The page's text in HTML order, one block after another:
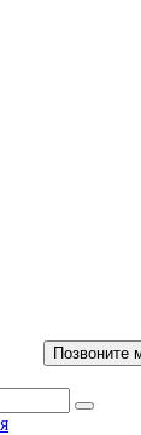
Позвоните